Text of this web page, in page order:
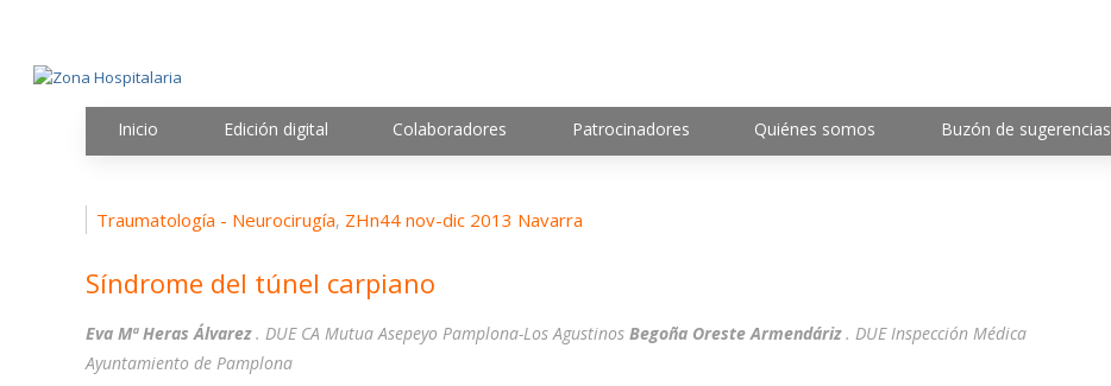
Inicio Edición digital Colaboradores Patrocinadores Quiénes somos Buzón de sugerencias
Traumatología - Neurocirugía, ZHn44 nov-dic 2013 Navarra
Síndrome del túnel carpiano
Eva Mª Heras Álvarez. DUE CA Mutua Asepeyo Pamplona-Los Agustinos Begoña Oreste Armendáriz. DUE Inspección Médica
Ayuntamiento de Pamplona